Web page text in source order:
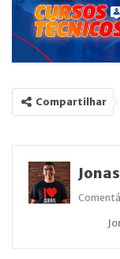
Compartilhar